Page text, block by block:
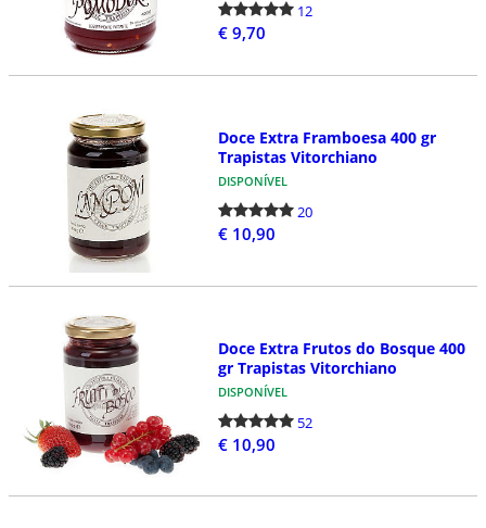
12
€ 9,70
Doce Extra Framboesa 400 gr
Trapistas Vitorchiano
DISPONÍVEL
20
€ 10,90
Doce Extra Frutos do Bosque 400
gr Trapistas Vitorchiano
DISPONÍVEL
52
€ 10,90